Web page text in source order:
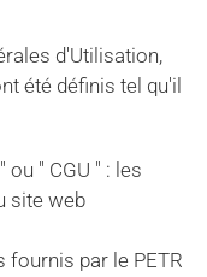
d'Utilisation,
été définis tel qu'il
" CGU " : les
site web
fournis par le PETR